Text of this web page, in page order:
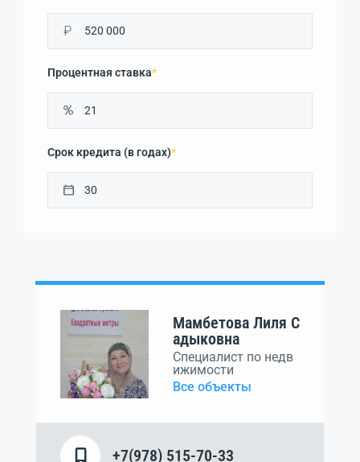
₽
Процентная ставка*
Срок кредита (в годах)*
Мамбетова Лиля С
адыковна
Специалист по недв
ижимости
Все объекты
+7(978) 515-70-33